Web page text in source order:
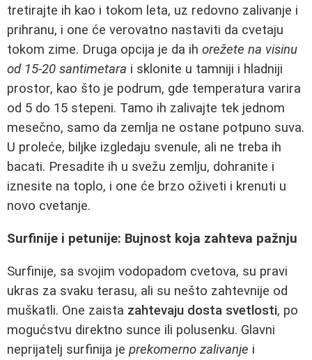
tretirajte ih kao i tokom leta, uz redovno zalivanje i
prihranu, i one će verovatno nastaviti da cvetaju
tokom zime. Druga opcija je da ih orežete na visinu
od 15-20 santimetara i sklonite u tamniji i hladniji
prostor, kao što je podrum, gde temperatura varira
od 5 do 15 stepeni. Tamo ih zalivajte tek jednom
mesečno, samo da zemlja ne ostane potpuno suva.
U proleće, biljke izgledaju svenule, ali ne treba ih
bacati. Presadite ih u svežu zemlju, dohranite i
iznesite na toplo, i one će brzo oživeti i krenuti u
novo cvetanje.
Surfinije i petunije: Bujnost koja zahteva pažnju
Surfinije, sa svojim vodopadom cvetova, su pravi
ukras za svaku terasu, ali su nešto zahtevnije od
muškatli. One zaista zahtevaju dosta svetlosti, po
mogućstvu direktno sunce ili polusenku. Glavni
neprijatelj surfinija je prekomerno zalivanje i